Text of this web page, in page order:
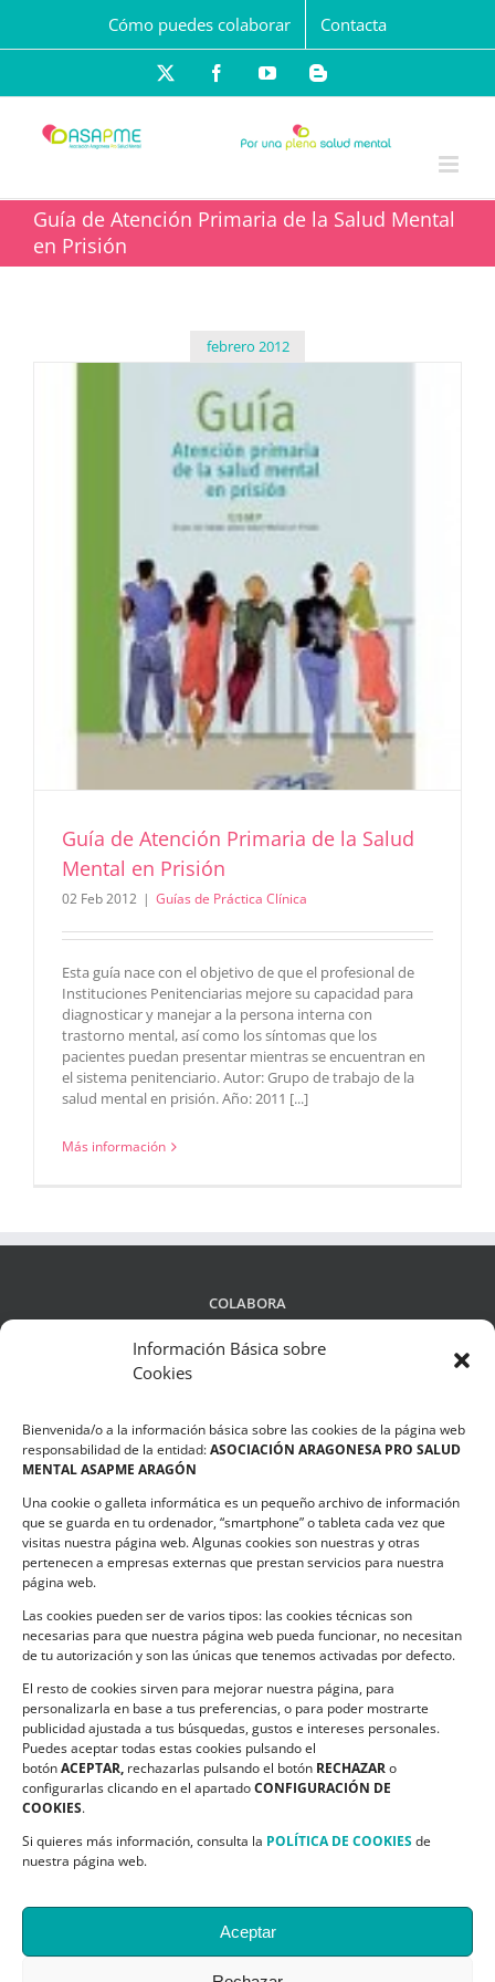
Información Básica sobre
Cookies
Bienvenida/o a la información básica sobre las cookies de la página web
responsabilidad de la entidad:ASOCIACIÓN ARAGONESA PRO SALUD
MENTAL ASAPME ARAGÓN
Una cookie o galleta informática es un pequeño archivo de información
que se guarda en tu ordenador, “smartphone” o tableta cada vez que
visitas nuestra página web. Algunas cookies son nuestras y otras
pertenecen a empresas externas que prestan servicios para nuestra
página web.
Las cookies pueden ser de varios tipos: las cookies técnicas son
necesarias para que nuestra página web pueda funcionar, no necesitan
de tu autorización y son las únicas que tenemos activadas por defecto.
El resto de cookies sirven para mejorar nuestra página, para
personalizarla en base a tus preferencias, o para poder mostrarte
publicidad ajustada a tus búsquedas, gustos e intereses personales.
Puedes aceptar todas estas cookies pulsando el
botónACEPTAR, rechazarlas pulsando el botón RECHAZARo
configurarlas clicando en el apartadoCONFIGURACIÓN DE
COOKIES.
Si quieres más información, consulta la POLÍTICA DE COOKIESde
nuestra página web.
Aceptar
contenido
Cómo puedes colaborar Contacta
FacebookYouTubeBlogger
Guía de Atención Primaria de la Salud Mental
en Prisión
febrero 2012
Guía de Atención Primaria de la Salud
Mental en Prisión
02 Feb 2012 | Guías de Práctica Clínica
Esta guía nace con el objetivo de que el profesional de
Instituciones Penitenciarias mejore su capacidad para
diagnosticar y manejar a la persona interna con
trastorno mental, así como los síntomas que los
pacientes puedan presentar mientras se encuentran en
el sistema penitenciario. Autor: Grupo de trabajo de la
salud mental en prisión. Año: 2011 [...]
Más información
COLABORA
Política de privacidad
Compromiso de Protección de Datos
Política de Cookies
CONTACTO
C/ Ciudadela s/n. Parque Delicias.
50017 Zaragoza
Teléfono:976 532 499
Email:asapme@asapme.org